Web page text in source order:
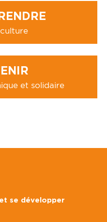
et solidaire
se développer